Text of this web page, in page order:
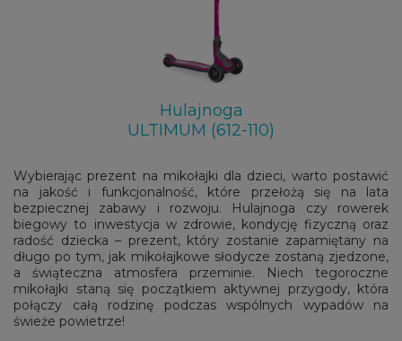
Hulajnoga
ULTIMUM (612-110)
Wybierając prezent na mikołajki dla dzieci, warto postawić
na jakość i funkcjonalność, które przełożą się na lata
bezpiecznej zabawy i rozwoju. Hulajnoga czy rowerek
biegowy to inwestycja w zdrowie, kondycję fizyczną oraz
radość dziecka – prezent, który zostanie zapamiętany na
długo po tym, jak mikołajkowe słodycze zostaną zjedzone,
a świąteczna atmosfera przeminie. Niech tegoroczne
mikołajki staną się początkiem aktywnej przygody, która
połączy całą rodzinę podczas wspólnych wypadów na
świeże powietrze!